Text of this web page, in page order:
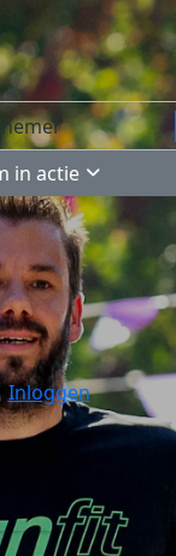
in actie
Inloggen